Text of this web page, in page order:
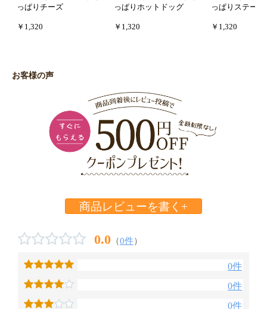
っぱりチーズ
￥1,320
っぱりホットドッグ
￥1,320
っぱりステーキ
￥1,320
お客様の声
商品レビューを書く+
0.0 （0件）
0件
0件
0件